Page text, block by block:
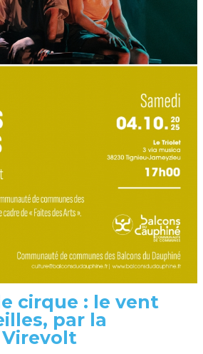
cirque : le vent
par la